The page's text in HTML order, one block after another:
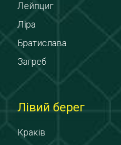
Лейпциг
Ліра
Братислава
Загреб
Лівий берег
Краків